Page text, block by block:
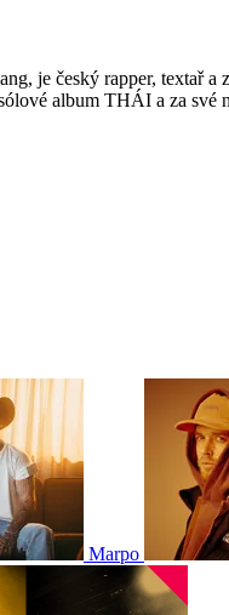
je český rapper, textař
album THÁI a za
Marpo